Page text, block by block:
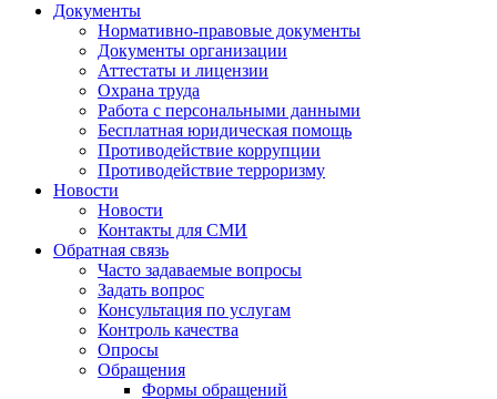
Документы
Нормативно-правовые документы
Документы организации
Аттестаты и лицензии
Охрана труда
Работа с персональными данными
Бесплатная юридическая помощь
Противодействие коррупции
Противодействие терроризму
Новости
Новости
Контакты для СМИ
Обратная связь
Часто задаваемые вопросы
Задать вопрос
Консультация по услугам
Контроль качества
Опросы
Обращения
Формы обращений